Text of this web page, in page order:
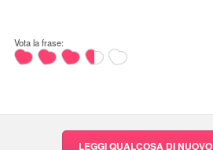
Vota la frase:
LEGGI QUALCOSA DI NUOVO